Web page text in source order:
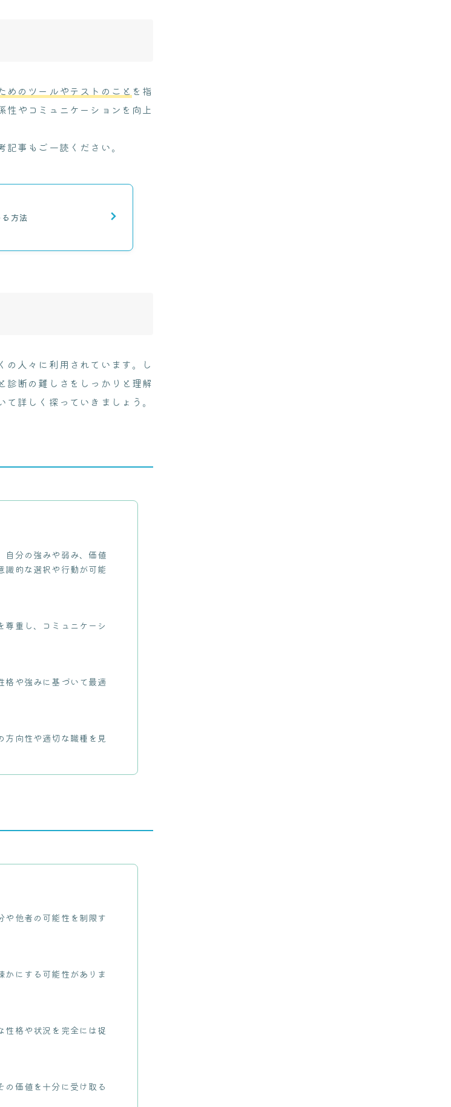
めのツールやテストのこと を指
性やコミュニケーションを向上
事もご一読ください。
方法
人々に利用されています。し
診断の難しさをしっかりと理解
詳しく探っていきましょう。
自分の強みや弱み、価値
識的な選択や行動が可能
重し、コミュニケーシ
格や強みに基づいて最適
向性や適切な職種を見
や他者の可能性を制限す
にする可能性がありま
性格や状況を完全には捉
価値を十分に受け取る